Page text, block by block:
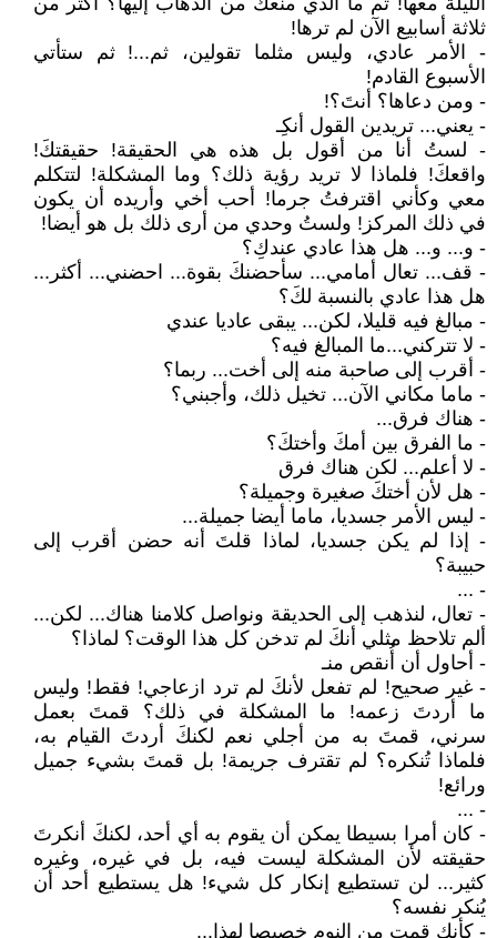
ثلاثة أسابيع الآن لم ترها!
- الأمر عادي، وليس مثلما تقولين، ثم...! ثم ستأتي
الأسبوع القادم!
- ومن دعاها؟ أنتَ؟!
- يعني... تريدين القول أنكِـ
- لستُ أنا من أقول بل هذه هي الحقيقة! حقيقتكَ!
واقعكَ! فلماذا لا تريد رؤية ذلك؟ وما المشكلة! لتتكلم
معي وكأني اقترفتُ جرما! أحب أخي وأريده أن يكون
في ذلك المركز! ولستُ وحدي من أرى ذلك بل هو أيضا!
- و... و... هل هذا عادي عندكِ؟
- قف... تعال أمامي... سأحضنكَ بقوة... احضني... أكثر...
هل هذا عادي بالنسبة لكَ؟
- مبالغ فيه قليلا، لكن... يبقى عاديا عندي
- لا تتركني...ما المبالغ فيه؟
- أقرب إلى صاحبة منه إلى أخت... ربما؟
- ماما مكاني الآن... تخيل ذلك، وأجبني؟
- هناك فرق...
- ما الفرق بين أمكَ وأختكَ؟
- لا أعلم... لكن هناك فرق
- هل لأن أختكَ صغيرة وجميلة؟
- ليس الأمر جسديا، ماما أيضا جميلة...
- إذا لم يكن جسديا، لماذا قلتَ أنه حضن أقرب إلى
حبيبة؟
- ...
- تعال، لنذهب إلى الحديقة ونواصل كلامنا هناك... لكن...
ألم تلاحظ مثلي أنكَ لم تدخن كل هذا الوقت؟ لماذا؟
- أحاول أن أُنقص منـ
- غير صحيح! لم تفعل لأنكَ لم ترد ازعاجي! فقط! وليس
ما أردتَ زعمه! ما المشكلة في ذلك؟ قمتَ بعمل
سرني، قمتَ به من أجلي نعم لكنكَ أردتَ القيام به،
فلماذا تُنكره؟ لم تقترف جريمة! بل قمتَ بشيء جميل
ورائع!
- ...
- كان أمرا بسيطا يمكن أن يقوم به أي أحد، لكنكَ أنكرتَ
حقيقته لأن المشكلة ليست فيه، بل في غيره، وغيره
كثير... لن تستطيع إنكار كل شيء! هل يستطيع أحد أن
يُنكر نفسه؟
- كأنكِ قمتِ من النوم خصيصا لهذا...